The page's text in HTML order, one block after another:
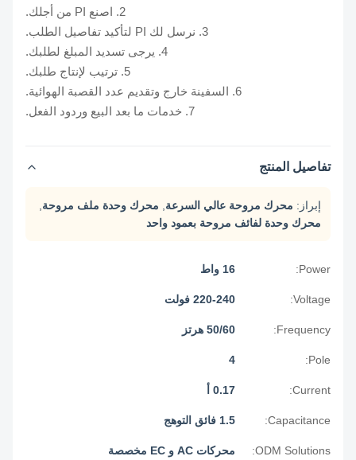
تفاصيل المنتج
محرك مروحة عالي السرعة,محرك وحدة ملف مروحة,
محرك وحدة لفائف مروحة بعمود واحد
Power:
Voltage: 220-240 فولت
Frequency: 50/60 هرتز
Current:
Capacitance:
ODM Solutions: محركات AC و EC مخصصة